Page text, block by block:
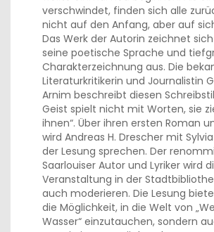
verschwindet, finden sich alle
nicht auf den Anfang, aber auf
Das Werk der Autorin zeichnet
seine poetische Sprache und
Charakterzeichnung aus. Die
Literaturkritikerin und Journalistin
Arnim beschreibt diesen Schreibstil
Geist spielt nicht mit Worten, sie
ihnen“. Über ihren ersten Roman
wird Andreas H. Drescher mit
der Lesung sprechen. Der
Saarlouiser Autor und Lyriker wird
Veranstaltung in der
auch moderieren. Die Lesung
die Möglichkeit, in die Welt von
Wasser“ einzutauchen, sondern